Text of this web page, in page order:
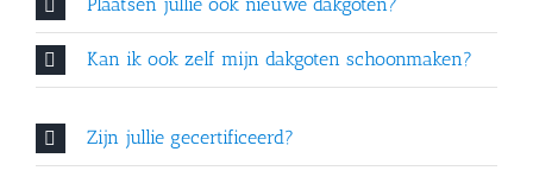
Kan ik ook zelf mijn dakgoten schoonmaken?
Zijn jullie gecertificeerd?